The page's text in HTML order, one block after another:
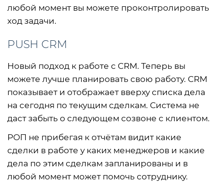
любой момент вы можете проконтролировать
ход задачи.
PUSH CRM
Новый подход к работе с CRM. Теперь вы
можете лучше планировать свою работу. CRM
показывает и отображает вверху списка дела
на сегодня по текущим сделкам. Система не
даст забыть о следующем созвоне с клиентом.
РОП не прибегая к отчётам видит какие
сделки в работе у каких менеджеров и какие
дела по этим сделкам запланированы и в
любой момент может помочь сотруднику.